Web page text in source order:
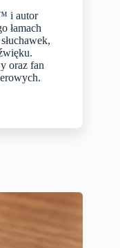
i autor
łamach
oraz fan